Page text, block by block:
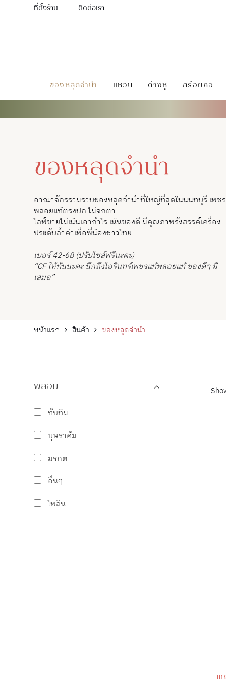
ที่ตั้งร้าน ติดต่อเรา
ของหลุดจำนำ แหวน ต่างหู สร้อยคอ
ของหลุดจำนำ
อาณาจักรรวมรวบของหลุดจำนำที่ใหญ่ที่สุดในนนทบุรี เพช
พลอยแท้ตรงปก ไม่จกตา
ไลฟ์ขายไม่เน้นเอากำไร เน้นของดี มีคุณภาพรังสรรค์เครื่อง
ประดับล้ำค่าเพื่อพี่น้องชาวไทย
เบอร์ 42-68 (ปรับไซส์ฟรีนะคะ)
“CF ให้ทันนะคะ นึกถึงไอรินทร์เพชรแท้พลอยแท้ ของดีๆ มี
เสมอ”
หน้าแรก สินค้า ของหลุดจำนำ
พลอย
ทับทิม
บุษราคัม
มรกต
อื่นๆ
ไพลิน